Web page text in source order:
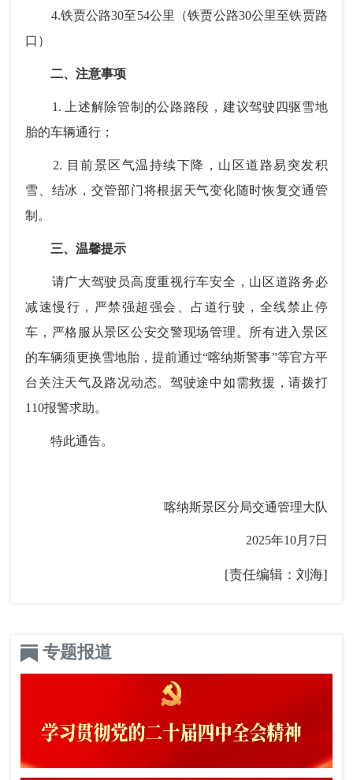
4.铁贾公路30至54公里（铁贾公路30公里至铁贾路
口）
二、注意事项
1. 上述解除管制的公路路段，建议驾驶四驱雪地
胎的车辆通行；
2. 目前景区气温持续下降，山区道路易突发积
雪、结冰，交管部门将根据天气变化随时恢复交通管
制。
三、温馨提示
请广大驾驶员高度重视行车安全，山区道路务必
减速慢行，严禁强超强会、占道行驶，全线禁止停
车，严格服从景区公安交警现场管理。所有进入景区
的车辆须更换雪地胎，提前通过“喀纳斯警事”等官方平
台关注天气及路况动态。驾驶途中如需救援，请拨打
110报警求助。
特此通告。
喀纳斯景区分局交通管理大队
2025年10月7日
[责任编辑：刘海]
专题报道